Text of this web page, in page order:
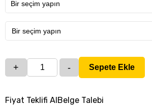
+
Poliüretan
adet
- Sepete Ekle
Fiyat Teklifi Al Belge Talebi